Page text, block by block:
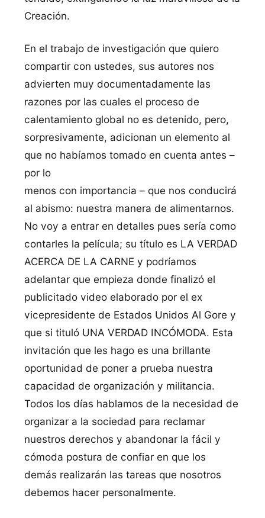
Creación.
En el trabajo de investigación que quiero
compartir con ustedes, sus autores nos
advierten muy documentadamente las
razones por las cuales el proceso de
calentamiento global no es detenido, pero,
sorpresivamente, adicionan un elemento al
que no habíamos tomado en cuenta antes –
por lo
menos con importancia – que nos conducirá
al abismo: nuestra manera de alimentarnos.
No voy a entrar en detalles pues sería como
contarles la película; su título es LA VERDAD
ACERCA DE LA CARNE y podríamos
adelantar que empieza donde finalizó el
publicitado video elaborado por el ex
vicepresidente de Estados Unidos Al Gore y
que si tituló UNA VERDAD INCÓMODA. Esta
invitación que les hago es una brillante
oportunidad de poner a prueba nuestra
capacidad de organización y militancia.
Todos los días hablamos de la necesidad de
organizar a la sociedad para reclamar
nuestros derechos y abandonar la fácil y
cómoda postura de confiar en que los
demás realizarán las tareas que nosotros
debemos hacer personalmente.